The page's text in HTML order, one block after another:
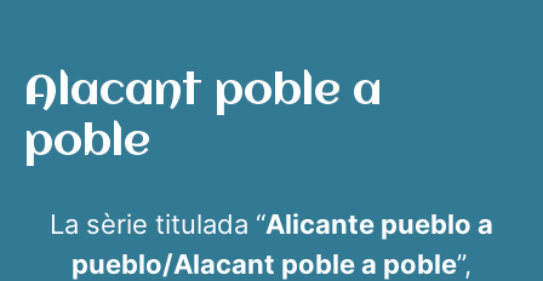
Alacant poble a
poble
La sèrie titulada “Alicante pueblo a
pueblo/Alacant poble a poble”,